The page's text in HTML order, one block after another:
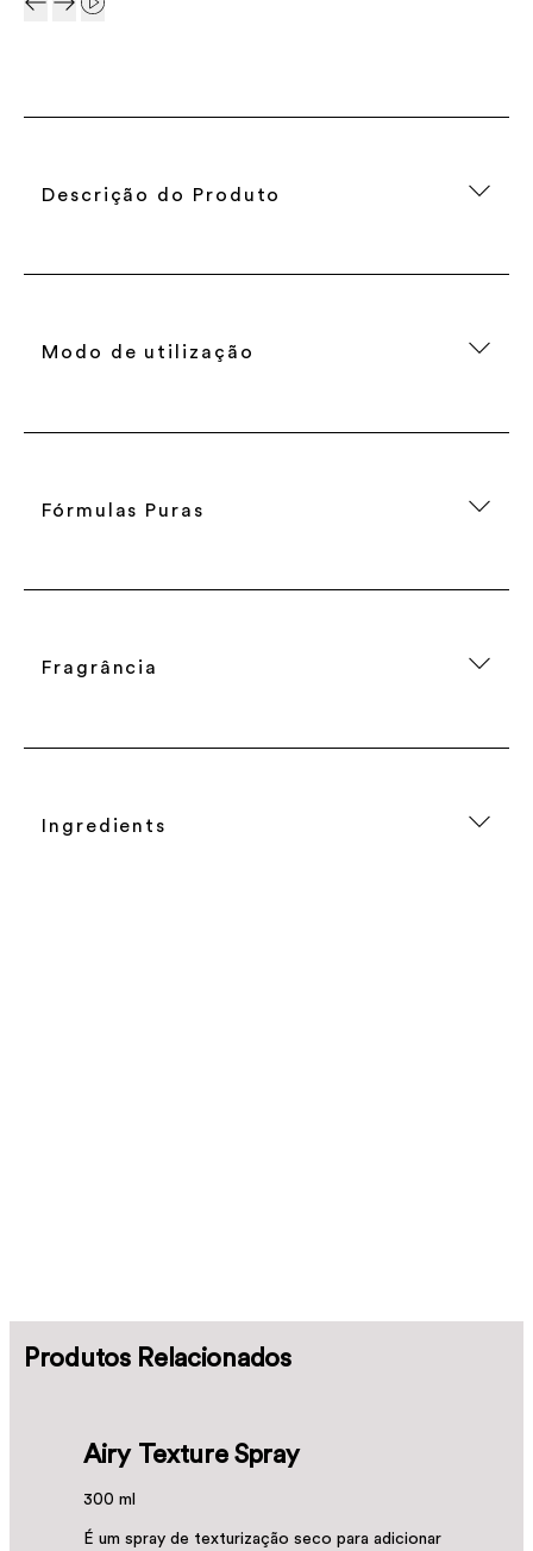
Descrição do Produto
Modo de utilização
Fórmulas Puras
Fragrância
Ingredients
Produtos Relacionados
Airy Texture Spray
300 ml
É um spray de texturização seco para adicionar